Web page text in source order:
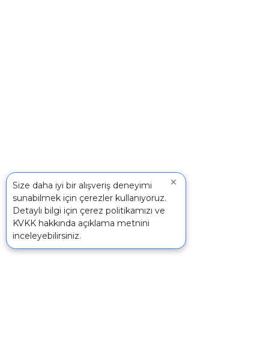
×
Size daha iyi bir alışveriş deneyimi
sunabilmek için çerezler kullanıyoruz.
Detaylı bilgi için çerez politikamızı ve
KVKK hakkında açıklama metnini
inceleyebilirsiniz.